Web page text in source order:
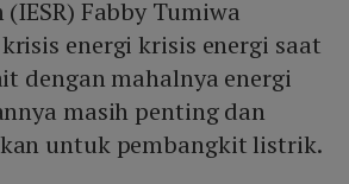
(IESR) Fabby Tumiwa
energi krisis energi saat
dengan mahalnya energi
masih penting dan
untuk pembangkit listrik.